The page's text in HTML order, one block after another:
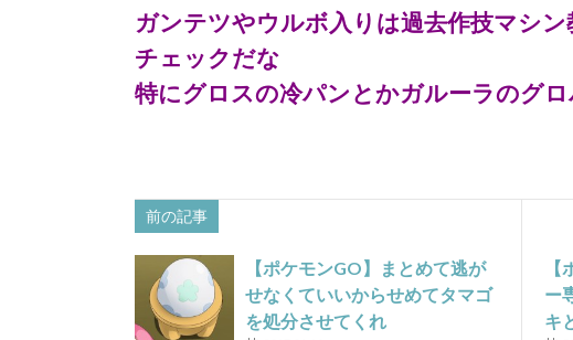
ガンテツやウルボ入りは過去作技マシ
チェックだな
特にグロスの冷パンとかガルーラのグ
前の記事
【ポケモンGO】まとめて逃が
せなくていいからせめてタマゴ
を処分させてくれ
ー
キ